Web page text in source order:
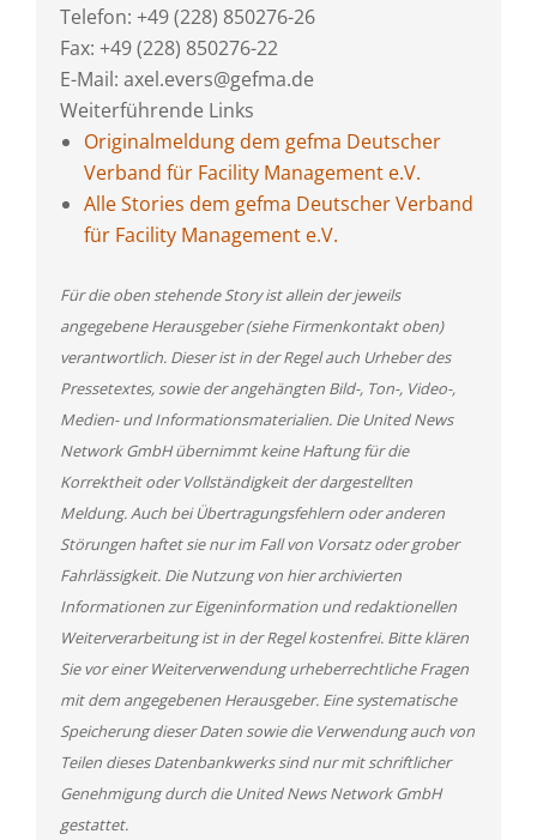
Telefon: +49 (228) 850276-26
Fax: +49 (228) 850276-22
E-Mail: axel.evers@gefma.de
Weiterführende Links
Originalmeldung dem gefma Deutscher
Verband für Facility Management e.V.
Alle Stories dem gefma Deutscher Verband
für Facility Management e.V.
Für die oben stehende Story ist allein der jeweils
angegebene Herausgeber (siehe Firmenkontakt oben)
verantwortlich. Dieser ist in der Regel auch Urheber des
Pressetextes, sowie der angehängten Bild-, Ton-, Video-,
Medien- und Informationsmaterialien. Die United News
Network GmbH übernimmt keine Haftung für die
Korrektheit oder Vollständigkeit der dargestellten
Meldung. Auch bei Übertragungsfehlern oder anderen
Störungen haftet sie nur im Fall von Vorsatz oder grober
Fahrlässigkeit. Die Nutzung von hier archivierten
Informationen zur Eigeninformation und redaktionellen
Weiterverarbeitung ist in der Regel kostenfrei. Bitte klären
Sie vor einer Weiterverwendung urheberrechtliche Fragen
mit dem angegebenen Herausgeber. Eine systematische
Speicherung dieser Daten sowie die Verwendung auch von
Teilen dieses Datenbankwerks sind nur mit schriftlicher
Genehmigung durch die United News Network GmbH
gestattet.